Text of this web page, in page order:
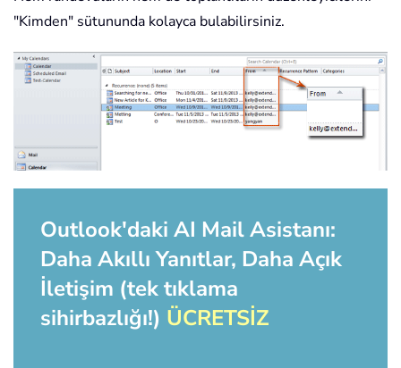
"Kimden" sütununda kolayca bulabilirsiniz.
Outlook'daki AI Mail Asistanı:
Daha Akıllı Yanıtlar, Daha Açık
İletişim (tek tıklama
sihirbazlığı!) ÜCRETSİZ